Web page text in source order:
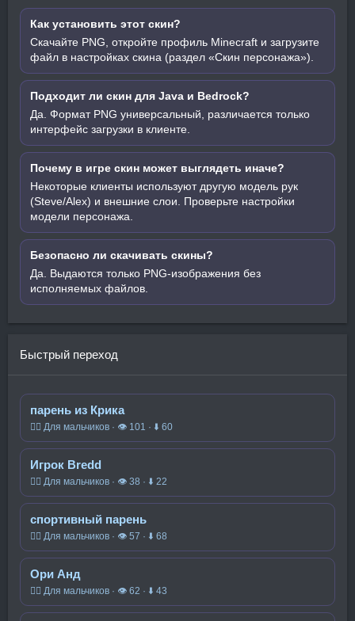
Как установить этот скин?
Скачайте PNG, откройте профиль Minecraft и загрузите
файл в настройках скина (раздел «Скин персонажа»).
Подходит ли скин для Java и Bedrock?
Да. Формат PNG универсальный, различается только
интерфейс загрузки в клиенте.
Почему в игре скин может выглядеть иначе?
Некоторые клиенты используют другую модель рук
(Steve/Alex) и внешние слои. Проверьте настройки
модели персонажа.
Безопасно ли скачивать скины?
Да. Выдаются только PNG-изображения без
исполняемых файлов.
Быстрый переход
парень из Крика
🧍‍♂️ Для мальчиков · 👁 101 · ⬇ 60
Игрок Bredd
🧍‍♂️ Для мальчиков · 👁 38 · ⬇ 22
спортивный парень
🧍‍♂️ Для мальчиков · 👁 57 · ⬇ 68
Ори Анд
🧍‍♂️ Для мальчиков · 👁 62 · ⬇ 43